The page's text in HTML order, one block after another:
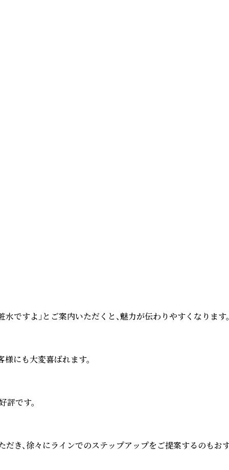
すよ」とご案内いただくと、魅力が伝わりやすくなります
にも大変喜ばれます。
です。
き、徐々にラインでのステップアップをご提案するのもお